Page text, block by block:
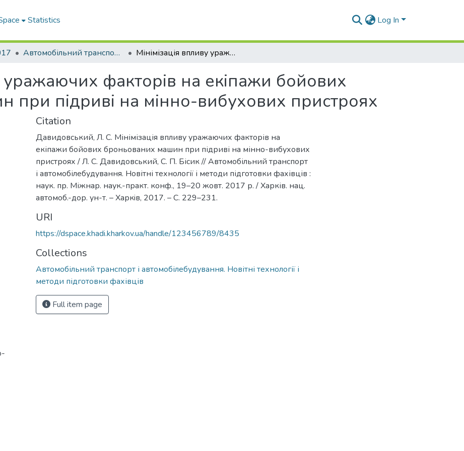
Statistics Log In
Автомобільний транспорт і автомобілебудування. Новітні технології і методи підготовки фахівців Мінімізація впливу уражаючих факторів на екіпажи бойових броньованих машин при підриві на мінно-вибухових пристроях
уражаючих факторів на екіпажи бойових
при підриві на мінно-вибухових пристроях
Citation
Давидовський, Л. С. Мінімізація впливу уражаючих факторів на
екіпажи бойових броньованих машин при підриві на мінно-вибухових
пристроях / Л. С. Давидовський, С. П. Бісик // Автомобільний транспорт
і автомобілебудування. Новітні технології і методи підготовки фахівців :
наук. пр. Міжнар. наук.-практ. конф., 19–20 жовт. 2017 р. / Харків. нац.
автомоб.-дор. ун-т. – Харкiв, 2017. – С. 229–231.
URI
https://dspace.khadi.kharkov.ua/handle/123456789/8435
Collections
Автомобільний транспорт і автомобілебудування. Новітні технології і
методи підготовки фахівців
Full item page